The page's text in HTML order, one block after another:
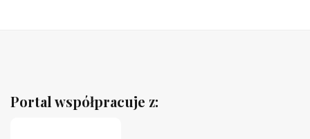
Portal współpracuje z: